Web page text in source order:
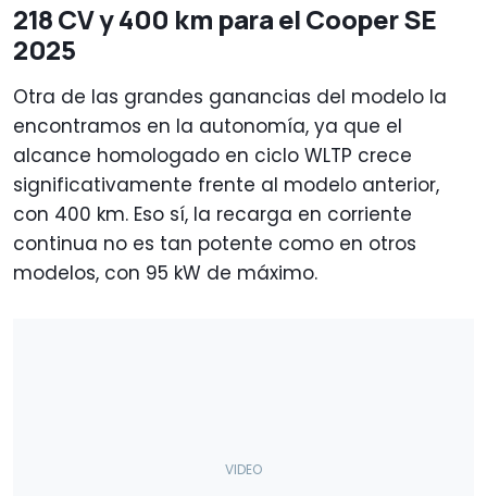
218 CV y 400 km para el Cooper SE
2025
Otra de las grandes ganancias del modelo la
encontramos en la autonomía, ya que el
alcance homologado en ciclo WLTP crece
significativamente frente al modelo anterior,
con 400 km. Eso sí, la recarga en corriente
continua no es tan potente como en otros
modelos, con 95 kW de máximo.